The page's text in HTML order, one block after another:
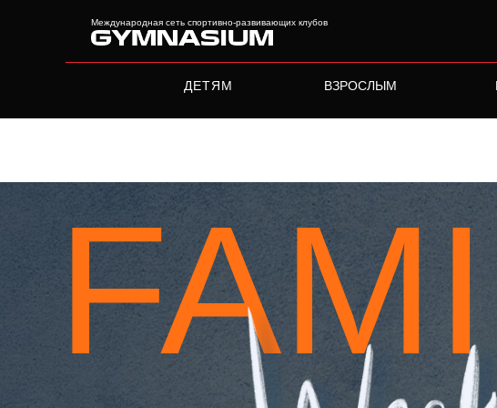
Международная сеть спортивно-развивающих клубов
ДЕТЯМ ВЗРОСЛЫМ